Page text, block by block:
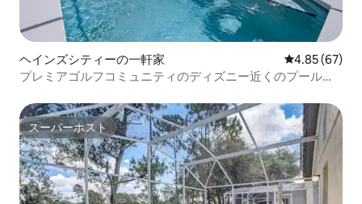
ヘインズシティーの一軒家 レビュー67
4.85 (67)
プレミアゴルフコミュニティのディズニー近くのプール付
スーパーホスト
スーパーホスト